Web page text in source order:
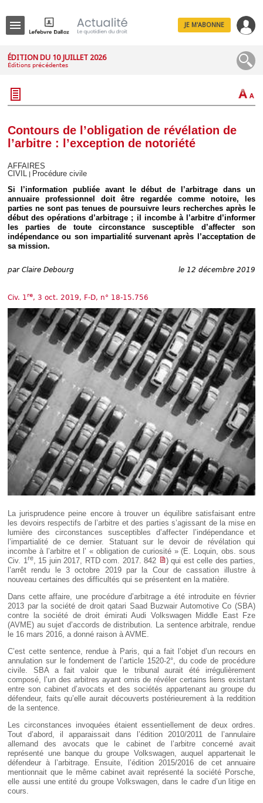
JE M'ABONNE
ÉDITION DU 10 JUILLET 2026
Éditions précédentes
Contours de l’obligation de révélation de
l’arbitre : l’exception de notoriété
AFFAIRES
CIVIL
Procédure civile
Si l’information publiée avant le début de l’arbitrage dans un
annuaire professionnel doit être regardée comme notoire, les
parties ne sont pas tenues de poursuivre leurs recherches après le
début des opérations d’arbitrage ; il incombe à l’arbitre d’informer
les parties de toute circonstance susceptible d’affecter son
indépendance ou son impartialité survenant après l’acceptation de
sa mission.
par Claire Debourg le 12 décembre 2019
Civ. 1 re, 3 oct. 2019, F-D, n° 18-15.756
La jurisprudence peine encore à trouver un équilibre satisfaisant entre
les devoirs respectifs de l’arbitre et des parties s’agissant de la mise en
lumière des circonstances susceptibles d’affecter l’indépendance et
l’impartialité de ce dernier. Statuant sur le devoir de révélation qui
incombe à l’arbitre et l’ « obligation de curiosité » (E. Loquin, obs. sous
Civ. 1re, 15 juin 2017, RTD com. 2017. 842
) qui est celle des parties,
l’arrêt rendu le 3 octobre 2019 par la Cour de cassation illustre à
nouveau certaines des difficultés qui se présentent en la matière.
Dans cette affaire, une procédure d’arbitrage a été introduite en février
2013 par la société de droit qatari Saad Buzwair Automotive Co (SBA)
contre la société de droit émirati Audi Volkswagen Middle East Fze
(AVME) au sujet d’accords de distribution. La sentence arbitrale, rendue
le 16 mars 2016, a donné raison à AVME.
C’est cette sentence, rendue à Paris, qui a fait l’objet d’un recours en
annulation sur le fondement de l’article 1520-2°, du code de procédure
civile. SBA a fait valoir que le tribunal aurait été irrégulièrement
composé, l’un des arbitres ayant omis de révéler certains liens existant
entre son cabinet d’avocats et des sociétés appartenant au groupe du
défendeur, faits qu’elle aurait découverts postérieurement à la reddition
de la sentence.
Les circonstances invoquées étaient essentiellement de deux ordres.
Tout d’abord, il apparaissait dans l’édition 2010/2011 de l’annulaire
allemand des avocats que le cabinet de l’arbitre concerné avait
représenté une banque du groupe Volkswagen, auquel appartenait le
défendeur à l’arbitrage. Ensuite, l’édition 2015/2016 de cet annuaire
mentionnait que le même cabinet avait représenté la société Porsche,
elle aussi une entité du groupe Volkswagen, dans le cadre d’un litige en
cours.